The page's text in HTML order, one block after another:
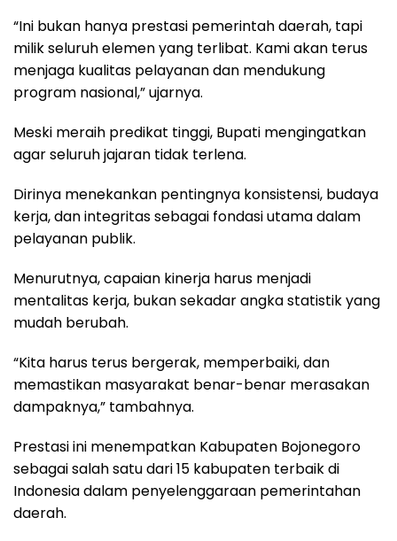
“Ini bukan hanya prestasi pemerintah daerah, tapi
milik seluruh elemen yang terlibat. Kami akan terus
menjaga kualitas pelayanan dan mendukung
program nasional,” ujarnya.
Meski meraih predikat tinggi, Bupati mengingatkan
agar seluruh jajaran tidak terlena.
Dirinya menekankan pentingnya konsistensi, budaya
kerja, dan integritas sebagai fondasi utama dalam
pelayanan publik.
Menurutnya, capaian kinerja harus menjadi
mentalitas kerja, bukan sekadar angka statistik yang
mudah berubah.
“Kita harus terus bergerak, memperbaiki, dan
memastikan masyarakat benar-benar merasakan
dampaknya,” tambahnya.
Prestasi ini menempatkan Kabupaten Bojonegoro
sebagai salah satu dari 15 kabupaten terbaik di
Indonesia dalam penyelenggaraan pemerintahan
daerah.